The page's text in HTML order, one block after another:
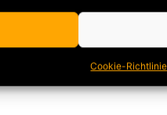
Cookie-Richtlinie